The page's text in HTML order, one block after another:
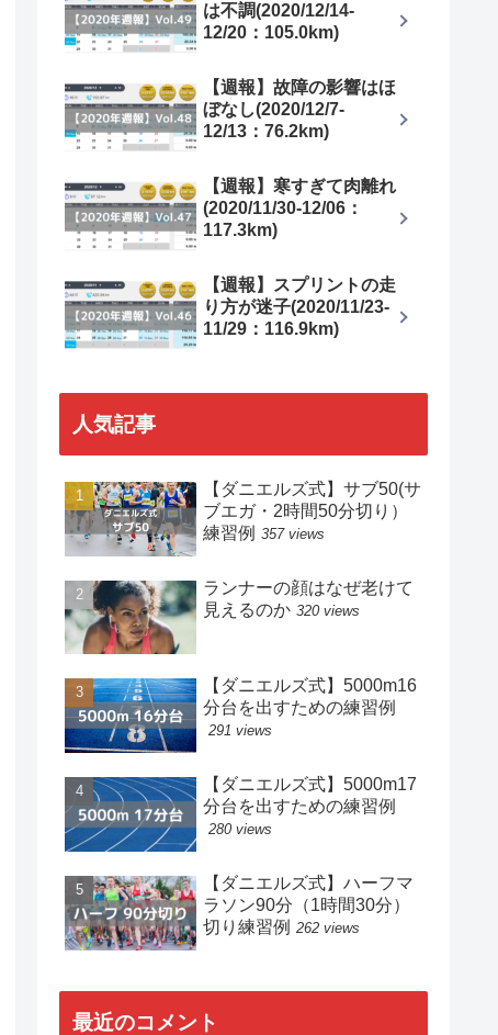
は不調(2020/12/14-
12/20：105.0km)
【週報】故障の影響はほ
ぼなし(2020/12/7-
12/13：76.2km)
【週報】寒すぎて肉離れ
(2020/11/30-12/06：
117.3km)
【週報】スプリントの走
り方が迷子(2020/11/23-
11/29：116.9km)
人気記事
【ダニエルズ式】サブ50(サ
ブエガ・2時間50分切り）
練習例 357 views
ランナーの顔はなぜ老けて
見えるのか 320 views
【ダニエルズ式】5000m16
分台を出すための練習例
291 views
【ダニエルズ式】5000m17
分台を出すための練習例
280 views
【ダニエルズ式】ハーフマ
ラソン90分（1時間30分）
切り練習例 262 views
最近のコメント